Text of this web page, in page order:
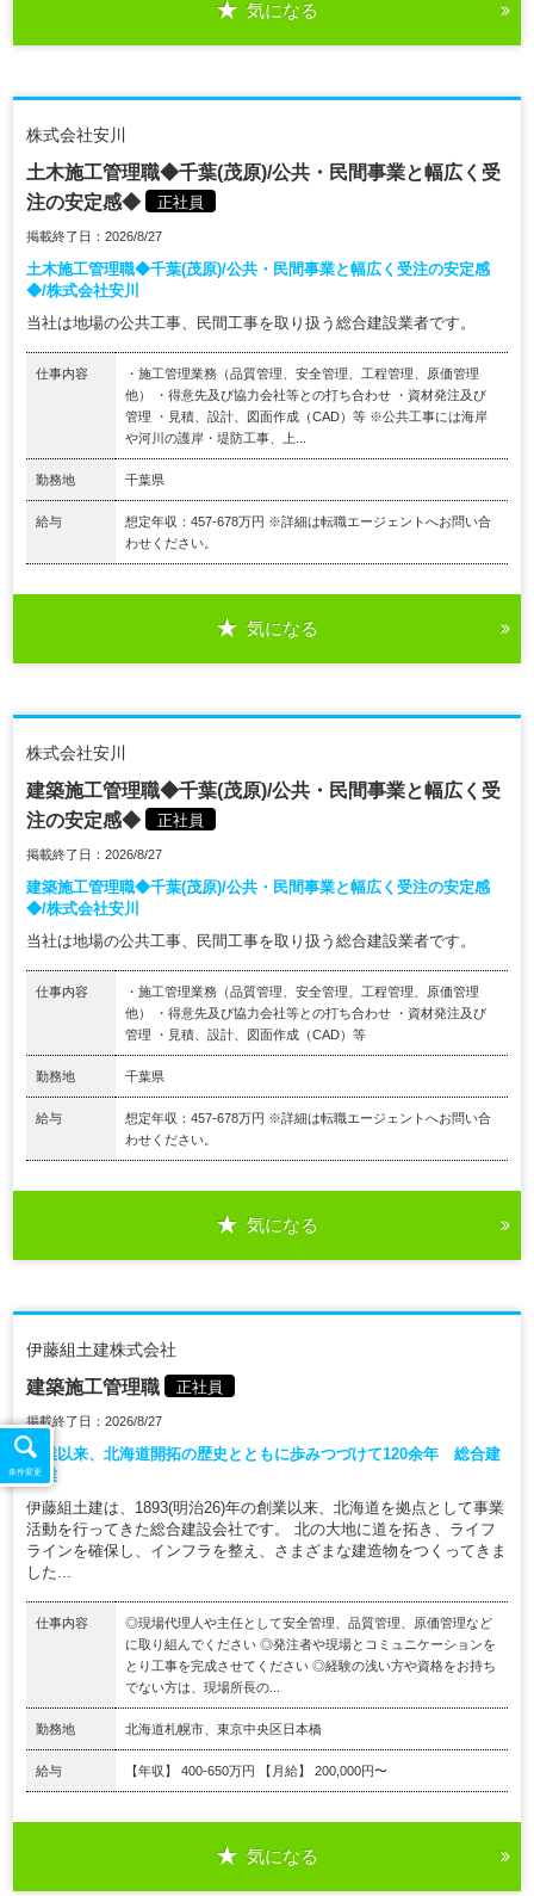
気になる
株式会社安川
土木施工管理職◆千葉(茂原)/公共・民間事業と幅広く受
注の安定感◆
正社員
掲載終了日：2026/8/27
土木施工管理職◆千葉(茂原)/公共・民間事業と幅広く受注の安定感
◆/株式会社安川
当社は地場の公共工事、民間工事を取り扱う総合建設業者です。
仕事内容
・施工管理業務（品質管理、安全管理、工程管理、原価管理
他） ・得意先及び協力会社等との打ち合わせ ・資材発注及び
管理 ・見積、設計、図面作成（CAD）等 ※公共工事には海岸
や河川の護岸・堤防工事、上...
勤務地 千葉県
給与
想定年収：457-678万円 ※詳細は転職エージェントへお問い合
わせください。
気になる
株式会社安川
建築施工管理職◆千葉(茂原)/公共・民間事業と幅広く受
注の安定感◆
正社員
掲載終了日：2026/8/27
建築施工管理職◆千葉(茂原)/公共・民間事業と幅広く受注の安定感
◆/株式会社安川
当社は地場の公共工事、民間工事を取り扱う総合建設業者です。
仕事内容
・施工管理業務（品質管理、安全管理、工程管理、原価管理
他） ・得意先及び協力会社等との打ち合わせ ・資材発注及び
管理 ・見積、設計、図面作成（CAD）等
勤務地 千葉県
給与
想定年収：457-678万円 ※詳細は転職エージェントへお問い合
わせください。
気になる
伊藤組土建株式会社
建築施工管理職 正社員
掲載終了日：2026/8/27
創業以来、北海道開拓の歴史とともに歩みつづけて120余年 総合建
設業
伊藤組土建は、1893(明治26)年の創業以来、北海道を拠点として事業
活動を行ってきた総合建設会社です。 北の大地に道を拓き、ライフ
ラインを確保し、インフラを整え、さまざまな建造物をつくってきま
した...
仕事内容
◎現場代理人や主任として安全管理、品質管理、原価管理など
に取り組んでください ◎発注者や現場とコミュニケーションを
とり工事を完成させてください ◎経験の浅い方や資格をお持ち
でない方は、現場所長の...
勤務地 北海道札幌市、東京中央区日本橋
給与 【年収】 400-650万円 【月給】 200,000円〜
気になる
条件変更